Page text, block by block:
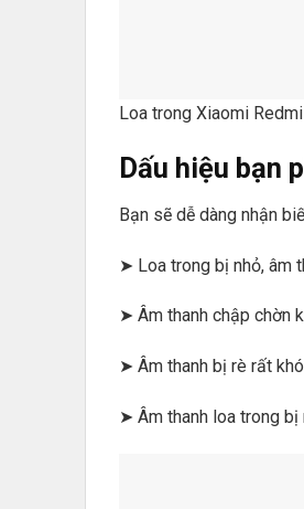
Loa trong Xiaomi
Dấu hiệu bạn
Bạn sẽ dễ dàng nhận
➤ Loa trong bị nhỏ, âm
➤ Âm thanh chập chờn
➤ Âm thanh bị rè rất
➤ Âm thanh loa trong